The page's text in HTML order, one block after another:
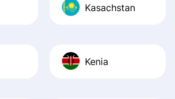
Kasachstan
Kenia